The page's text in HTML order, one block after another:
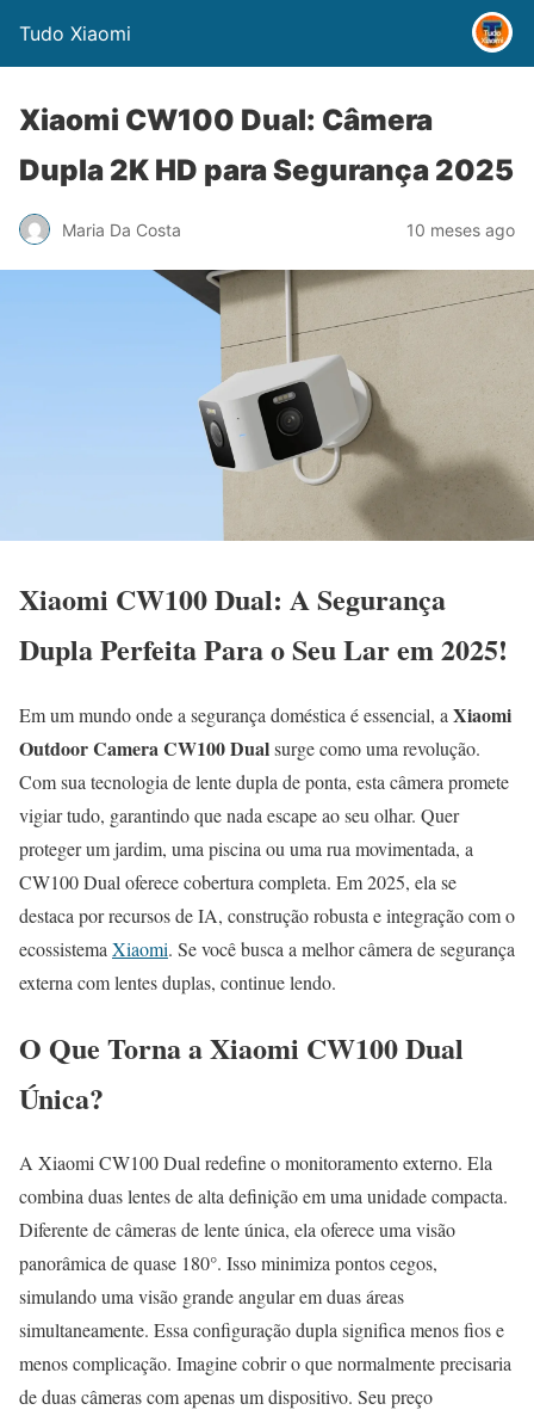
Tudo Xiaomi
Xiaomi CW100 Dual: Câmera
Dupla 2K HD para Segurança 2025
Maria Da Costa 10 meses ago
Xiaomi CW100 Dual: A Segurança
Dupla Perfeita Para o Seu Lar em 2025!
Em um mundo onde a segurança doméstica é essencial, a Xiaomi
Outdoor Camera CW100 Dualsurge como uma revolução.
Com sua tecnologia de lente dupla de ponta, esta câmera promete
vigiar tudo, garantindo que nada escape ao seu olhar. Quer
proteger um jardim, uma piscina ou uma rua movimentada, a
CW100 Dual oferece cobertura completa. Em 2025, ela se
destaca por recursos de IA, construção robusta e integração com o
ecossistema Xiaomi. Se você busca a melhor câmera de segurança
externa com lentes duplas, continue lendo.
O Que Torna a Xiaomi CW100 Dual
Única?
A Xiaomi CW100 Dual redefine o monitoramento externo. Ela
combina duas lentes de alta definição em uma unidade compacta.
Diferente de câmeras de lente única, ela oferece uma visão
panorâmica de quase 180°. Isso minimiza pontos cegos,
simulando uma visão grande angular em duas áreas
simultaneamente. Essa configuração dupla significa menos fios e
menos complicação. Imagine cobrir o que normalmente precisaria
de duas câmeras com apenas um dispositivo. Seu preço